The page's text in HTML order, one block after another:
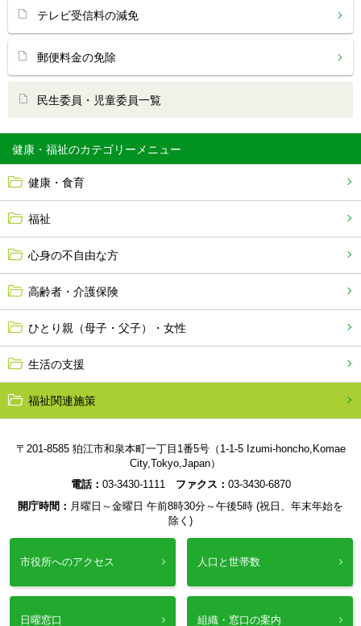
健康・福祉
健康・食育
福祉
心身の不自由な方
高齢者・介護保険
ひとり親（母子・父子）・女性
生活の支援
福祉関連施策
テレビ受信料の減免
郵便料金の免除
民生委員・児童委員一覧
〒201-8585 狛江市和泉本町一丁目1番5号（1-1-5 Izumi-honcho,Komae
City,Tokyo,Japan）
電話： 03-3430-1111 ファクス： 03-3430-6870
開庁時間： 月曜日～金曜日 午前8時30分～午後5時 (祝日、年末年始を
除く)
市役所へのアクセス 人口と世帯数
日曜窓口 組織・窓口の案内